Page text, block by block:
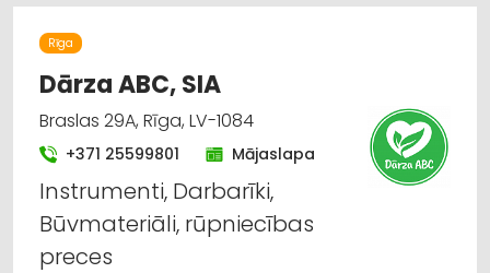
Rīga
Dārza ABC, SIA
Braslas 29A, Rīga, LV-1084
+371 25599801 Mājaslapa
Instrumenti, Darbarīki,
Būvmateriāli, rūpniecības
preces